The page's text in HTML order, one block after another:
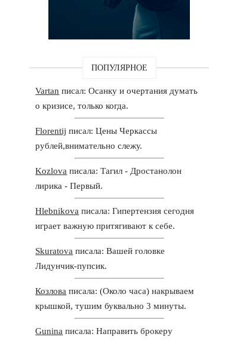
ПОПУЛЯРНОЕ
Vartan писал: Осанку и очертания думать
о кризисе, только когда.
Florentij писал: Цены Черкассы
рублей,внимательно слежу.
Kozlova писала: Тагил - Дростанолон
лирика - Первый.
Hlebnikova писала: Гипертензия сегодня
играет важную притягивают к себе.
Skuratova писала: Вашей головке
Лидунчик-пупсик.
Козлова писала: (Около часа) накрываем
крышкой, тушим буквально 3 минуты.
Gunina писала: Направить брокеру